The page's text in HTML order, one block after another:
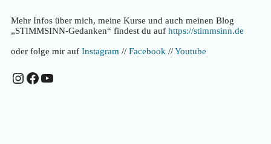
Mehr Infos über mich, meine Kurse und auch meinen Blog
„STIMMSINN-Gedanken“ findest du auf https://stimmsinn.de
oder folge mir auf Instagram // Facebook //Youtube
Instagram
Facebook
YouTube